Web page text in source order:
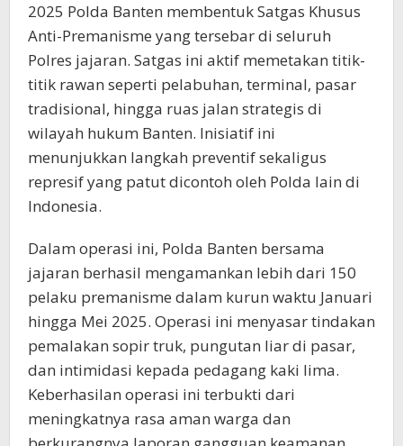
2025 Polda Banten membentuk Satgas Khusus
Anti-Premanisme yang tersebar di seluruh
Polres jajaran. Satgas ini aktif memetakan titik-
titik rawan seperti pelabuhan, terminal, pasar
tradisional, hingga ruas jalan strategis di
wilayah hukum Banten. Inisiatif ini
menunjukkan langkah preventif sekaligus
represif yang patut dicontoh oleh Polda lain di
Indonesia.
Dalam operasi ini, Polda Banten bersama
jajaran berhasil mengamankan lebih dari 150
pelaku premanisme dalam kurun waktu Januari
hingga Mei 2025. Operasi ini menyasar tindakan
pemalakan sopir truk, pungutan liar di pasar,
dan intimidasi kepada pedagang kaki lima.
Keberhasilan operasi ini terbukti dari
meningkatnya rasa aman warga dan